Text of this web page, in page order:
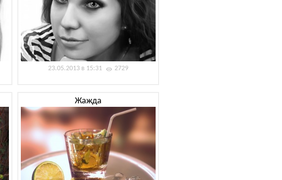
23.05.2013 в 15:31 2729
Жажда